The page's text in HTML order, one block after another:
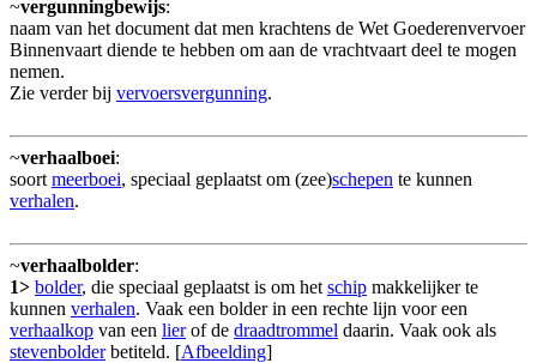
~vergunningbewijs:
naam van het document dat men krachtens de Wet Goederenvervoer
Binnenvaart diende te hebben om aan de vrachtvaart deel te mogen
nemen.
Zie verder bij vervoersvergunning.
~verhaalboei:
soort meerboei, speciaal geplaatst om (zee)schepen te kunnen
verhalen.
~verhaalbolder:
1> bolder, die speciaal geplaatst is om het schip makkelijker te
kunnen verhalen. Vaak een bolder in een rechte lijn voor een
verhaalkop van een lierof de draadtrommel daarin. Vaak ook als
stevenbolderbetiteld. [Afbeelding]